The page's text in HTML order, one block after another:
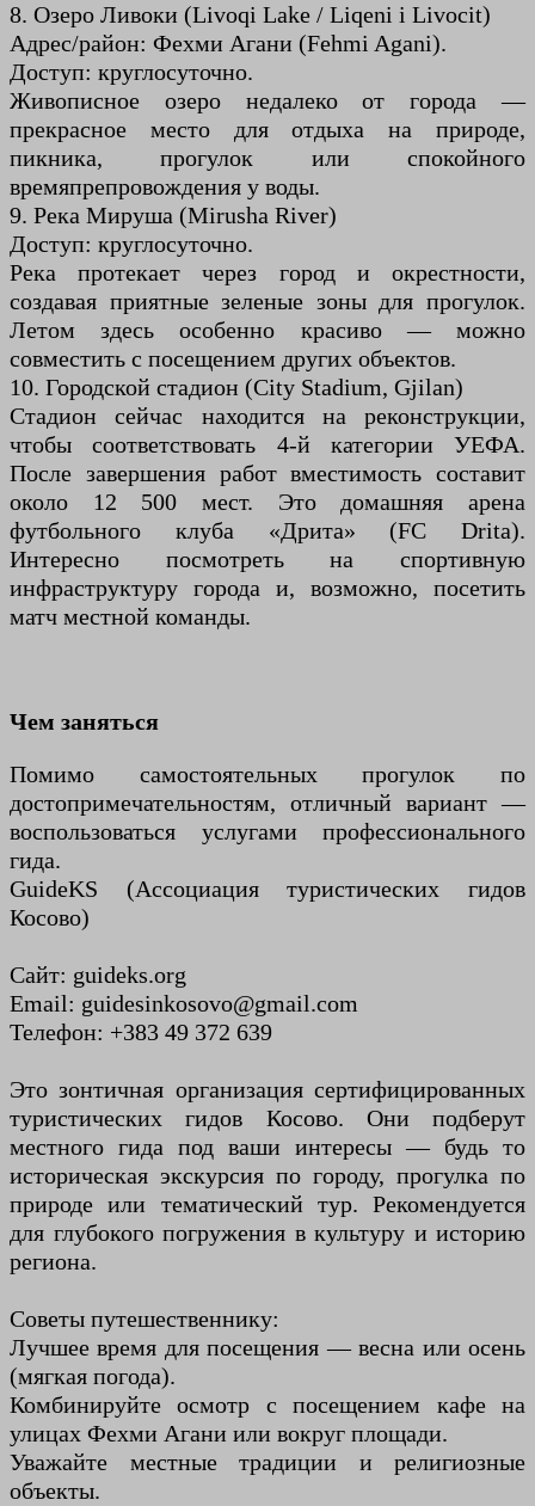
8. Озеро Ливоки (Livoqi Lake / Liqeni i Livocit)
Адрес/район: Фехми Агани (Fehmi Agani).
Доступ: круглосуточно.
Живописное озеро недалеко от города —
прекрасное место для отдыха на природе,
пикника, прогулок или спокойного
времяпрепровождения у воды.
9. Река Мируша (Mirusha River)
Доступ: круглосуточно.
Река протекает через город и окрестности,
создавая приятные зеленые зоны для прогулок.
Летом здесь особенно красиво — можно
совместить с посещением других объектов.
10. Городской стадион (City Stadium, Gjilan)
Стадион сейчас находится на реконструкции,
чтобы соответствовать 4-й категории УЕФА.
После завершения работ вместимость составит
около 12 500 мест. Это домашняя арена
футбольного клуба «Дрита» (FC Drita).
Интересно посмотреть на спортивную
инфраструктуру города и, возможно, посетить
матч местной команды.
Чем заняться
Помимо самостоятельных прогулок по
достопримечательностям, отличный вариант —
воспользоваться услугами профессионального
гида.
GuideKS (Ассоциация туристических гидов
Косово)
Сайт: guideks.org
Email: guidesinkosovo@gmail.com
Телефон: +383 49 372 639
Это зонтичная организация сертифицированных
туристических гидов Косово. Они подберут
местного гида под ваши интересы — будь то
историческая экскурсия по городу, прогулка по
природе или тематический тур. Рекомендуется
для глубокого погружения в культуру и историю
региона.
Советы путешественнику:
Лучшее время для посещения — весна или осень
(мягкая погода).
Комбинируйте осмотр с посещением кафе на
улицах Фехми Агани или вокруг площади.
Уважайте местные традиции и религиозные
объекты.